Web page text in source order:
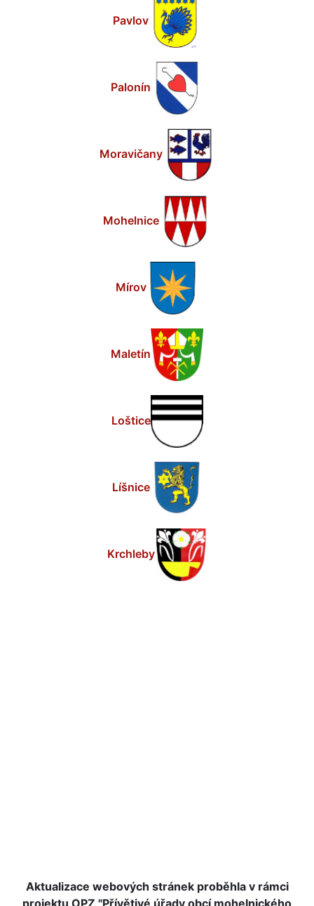
Pavlov
Palonín
Moravičany
Mohelnice
Mírov
Maletín
Loštice
Líšnice
Krchleby
Aktualizace webových stránek proběhla v rámci
projektu OPZ "Přívětivé úřady obcí mohelnického